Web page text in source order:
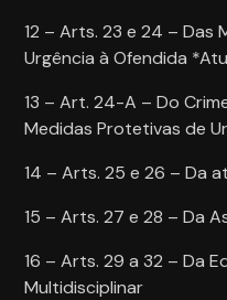
12 – Arts. 23 e 24 – Das
Urgência à Ofendida
13 – Art. 24-A – Do
Medidas Protetivas de
14 – Arts. 25 e 26 – Da
15 – Arts. 27 e 28 – Da
16 – Arts. 29 a 32 – Da
Multidisciplinar